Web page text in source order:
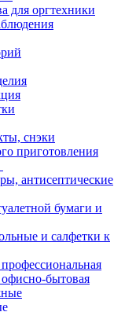
для оргтехники
снэки
приготовления
антисептические
бумаги и
и салфетки к
офисно-бытовая